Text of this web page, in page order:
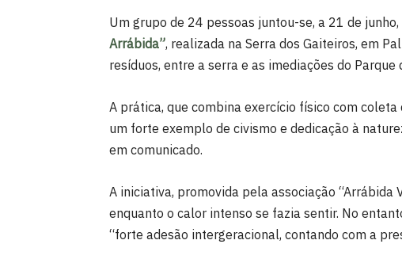
Um grupo de 24 pessoas juntou-se, a 21 de
Arrábida”, realizada na Serra dos Gaiteiros, em
resíduos, entre a serra e as imediações do Parque
A prática, que combina exercício físico com
um forte exemplo de civismo e dedicação à
em comunicado.
A iniciativa, promovida pela associação “Arrábida
enquanto o calor intenso se fazia sentir. No
“forte adesão intergeracional, contando com a